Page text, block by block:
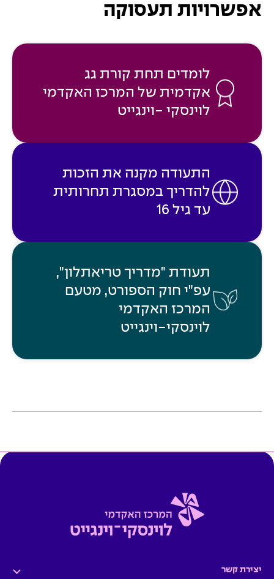
אפשרויות תעסוקה
לומדים תחת קורת גג
אקדמית של המרכז האקדמי
לוינסקי -וינגייט
התעודה מקנה את הזכות
להדריך במסגרת תחרותית
עד גיל 16
תעודת "מדריך טריאתלון",
עפ"י חוק הספורט, מטעם
המרכז האקדמי
לוינסקי-וינגייט
יצירת קשר